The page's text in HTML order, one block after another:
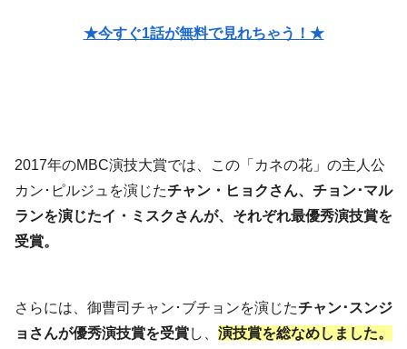
★今すぐ1話が無料で見れちゃう！★
2017年のMBC演技大賞では、この「カネの花」の主⼈公
カン･ピルジュを演じたチャン・ヒョクさん、チョン･マル
ランを演じたイ・ミスクさんが、それぞれ最優秀演技賞を
受賞。
さらには、御曹司チャン･ブチョンを演じたチャン･スンジ
ョさんが優秀演技賞を受賞し、 演技賞を総なめしました。